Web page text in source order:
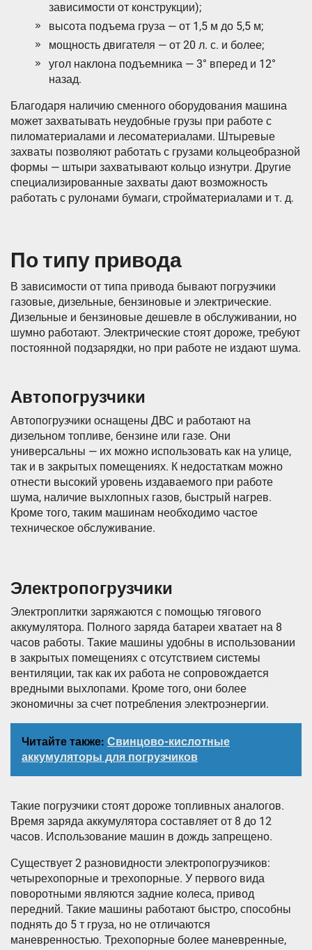
зависимости от конструкции);
высота подъема груза — от 1,5 м до 5,5 м;
мощность двигателя — от 20 л. с. и более;
угол наклона подъемника — 3° вперед и 12°
назад.
Благодаря наличию сменного оборудования машина
может захватывать неудобные грузы при работе с
пиломатериалами и лесоматериалами. Штыревые
захваты позволяют работать с грузами кольцеобразной
формы — штыри захватывают кольцо изнутри. Другие
специализированные захваты дают возможность
работать с рулонами бумаги, стройматериалами и т. д.
По типу привода
В зависимости от типа привода бывают погрузчики
газовые, дизельные, бензиновые и электрические.
Дизельные и бензиновые дешевле в обслуживании, но
шумно работают. Электрические стоят дороже, требуют
постоянной подзарядки, но при работе не издают шума.
Автопогрузчики
Автопогрузчики оснащены ДВС и работают на
дизельном топливе, бензине или газе. Они
универсальны — их можно использовать как на улице,
так и в закрытых помещениях. К недостаткам можно
отнести высокий уровень издаваемого при работе
шума, наличие выхлопных газов, быстрый нагрев.
Кроме того, таким машинам необходимо частое
техническое обслуживание.
Электропогрузчики
Электроплитки заряжаются с помощью тягового
аккумулятора. Полного заряда батареи хватает на 8
часов работы. Такие машины удобны в использовании
в закрытых помещениях с отсутствием системы
вентиляции, так как их работа не сопровождается
вредными выхлопами. Кроме того, они более
экономичны за счет потребления электроэнергии.
Читайте также: Свинцово-кислотные
аккумуляторы для погрузчиков
Такие погрузчики стоят дороже топливных аналогов.
Время заряда аккумулятора составляет от 8 до 12
часов. Использование машин в дождь запрещено.
Существует 2 разновидности электропогрузчиков:
четырехопорные и трехопорные. У первого вида
поворотными являются задние колеса, привод
передний. Такие машины работают быстро, способны
поднять до 5 т груза, но не отличаются
маневренностью. Трехопорные более маневренные,